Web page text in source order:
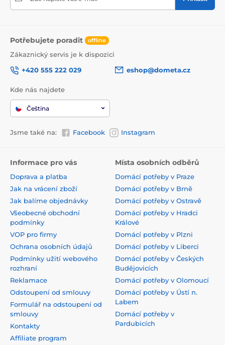
Potřebujete poradit offline
Zákaznický servis je k dispozici
+420 555 222 029
eshop@dometa.cz
Kde nás najdete
Čeština
Jsme také na: Facebook Instagram
Informace pro vás
Doprava a platba
Jak na vrácení zboží
Jak balíme objednávky
Všeobecné obchodní
podmínky
VOP pro firmy
Ochrana osobních údajů
Podmínky užití webového
rozhraní
Reklamace
Odstoupení od smlouvy
Formulář na odstoupení od
smlouvy
Kontakty
Affiliate program
Místa osobních odběrů
Domácí potřeby v Praze
Domácí potřeby v Brně
Domácí potřeby v Ostravě
Domácí potřeby v Hradci
Králové
Domácí potřeby v Plzni
Domácí potřeby v Liberci
Domácí potřeby v Českých
Budějovicích
Domácí potřeby v Olomoucí
Domácí potřeby v Ústí n.
Labem
Domácí potřeby v
Pardubicích